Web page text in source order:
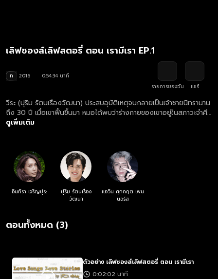
เลิฟซองส์เลิฟสตอรี่ ตอน เรามีเรา EP.1
ท 2016
0:54:34 นาที
รายการของฉัน
แชร์
วีระ (ปุริม รัตนเรืองวัฒนา) ประสบอุบัติเหตุจนกลายเป็นเจ้าชายนิทรานาน
ถึง 30 ปี เมื่อเขาฟื้นขึ้นมา หมอได้พบว่าร่างกายของเขาอยู่ในสภาวะจำศีล
คือหยุดการเจริญเติบโตทำให้เขาดูเหมือนเด็กอายุ 18 ปี อยู่ตลอดเวลา
ได้ก็คือการพาเขากลับไปสู่สภาพแวดล้อมเก่าๆ ที่เขาคุ้นเคย ดังนั้นณิกา
จึงต้องสร้างสภาพแวดล้อมให้เหมือนกับในปีพุทธศักราช 2529 เพื่อให้
วีระจำเธอได้ และได้กลับมารักกันอีกครั้ง
ดูเพิ่มเติม
อินทิรา เจริญปุระ
ปุริม รัตนเรือง
วัฒนา
แอวิน ศุภกฤต เพน
นอร์ส
ตอนทั้งหมด (3)
ตัวอย่าง เลิฟซองส์เลิฟสตอรี่ ตอน เรามีเรา
0:02:02 นาที